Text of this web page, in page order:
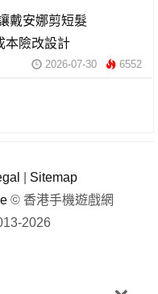
戴安娜剪短髮
本險改設計
2026-07-30 6552
Sitemap
© 香港手機遊戲網
2026